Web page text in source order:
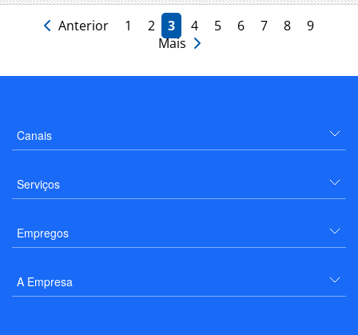
Anterior 1 2 3 4 5 6 7 8
9
Mais
Canais
Serviços
Empregos
A Empresa